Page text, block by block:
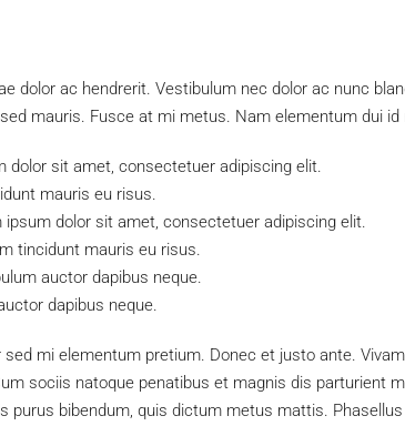
dolor ac hendrerit. Vestibulum nec dolor ac nunc
mauris. Fusce at mi metus. Nam elementum dui id
dolor sit amet, consectetuer adipiscing elit.
mauris eu risus.
ipsum dolor sit amet, consectetuer adipiscing elit.
tincidunt mauris eu risus.
auctor dapibus neque.
dapibus neque.
sed mi elementum pretium. Donec et justo ante.
sociis natoque penatibus et magnis dis parturient
purus bibendum, quis dictum metus mattis.